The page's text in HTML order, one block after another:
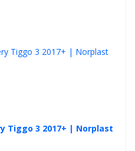
Tiggo 3 2017+ | Norplast